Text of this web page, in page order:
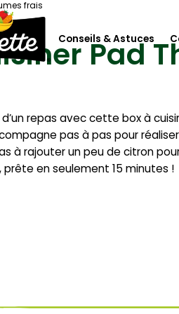
sauces et
& box à
Conseils & Astuces
frais
Pad
repas avec cette box à
pas à pas pour
à rajouter un peu de citron
en seulement 15 minutes !